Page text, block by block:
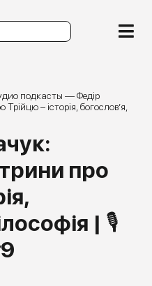
подкасты —Федір
– історія, богослов’я,
про
| 🎙